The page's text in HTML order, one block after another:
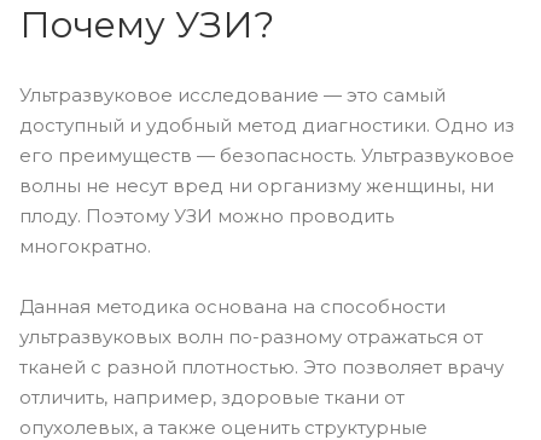
Почему УЗИ?
Ультразвуковое исследование — это самый
доступный и удобный метод диагностики. Одно из
его преимуществ — безопасность. Ультразвуковое
волны не несут вред ни организму женщины, ни
плоду. Поэтому УЗИ можно проводить
многократно.
Данная методика основана на способности
ультразвуковых волн по-разному отражаться от
тканей с разной плотностью. Это позволяет врачу
отличить, например, здоровые ткани от
опухолевых, а также оценить структурные